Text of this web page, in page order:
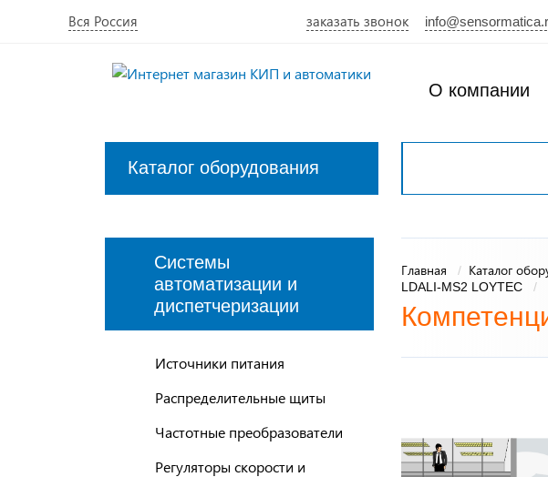
Вся Россия заказать звонок
О компании
Каталог оборудования
Системы
автоматизации и
диспетчеризации
Источники питания
Распределительные щиты
Частотные преобразователи
Регуляторы скорости и
Главная Каталог
LDALI-MS2 LOYTEC